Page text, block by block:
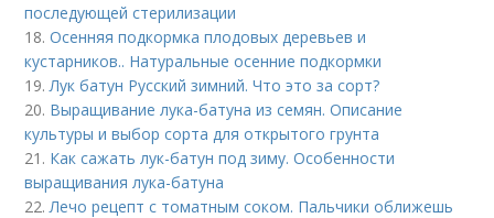
последующей стерилизации
18.Осенняя подкормка плодовых деревьев и
кустарников.. Натуральные осенние подкормки
19. Лук батун Русский зимний. Что это за сорт?
20. Выращивание лука-батуна из семян. Описание
культуры и выбор сорта для открытого грунта
21. Как сажать лук-батун под зиму. Особенности
выращивания лука-батуна
22. Лечо рецепт с томатным соком. Пальчики оближешь